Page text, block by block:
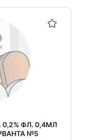
ФЛ. 0,4МЛ
№5